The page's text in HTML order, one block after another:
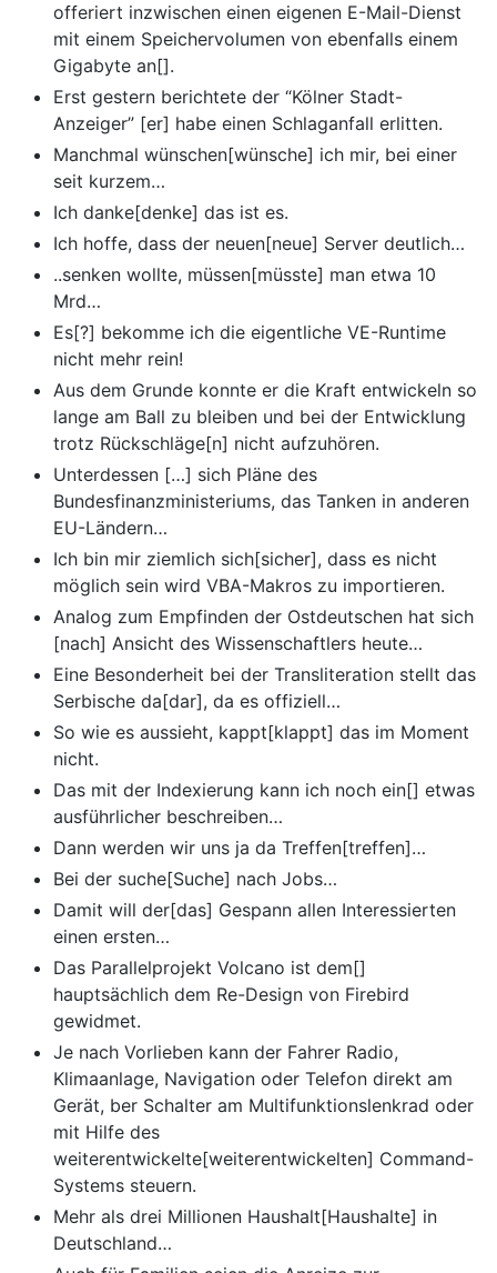
offeriert inzwischen einen eigenen E-Mail-Dienst
mit einem Speichervolumen von ebenfalls einem
Gigabyte an[].
Erst gestern berichtete der “Kölner Stadt-
Anzeiger” [er] habe einen Schlaganfall erlitten.
Manchmal wünschen[wünsche] ich mir, bei einer
seit kurzem…
Ich danke[denke] das ist es.
Ich hoffe, dass der neuen[neue] Server deutlich…
..senken wollte, müssen[müsste] man etwa 10
Mrd…
Es[?] bekomme ich die eigentliche VE-Runtime
nicht mehr rein!
Aus dem Grunde konnte er die Kraft entwickeln so
lange am Ball zu bleiben und bei der Entwicklung
trotz Rückschläge[n] nicht aufzuhören.
Unterdessen […] sich Pläne des
Bundesfinanzministeriums, das Tanken in anderen
EU-Ländern…
Ich bin mir ziemlich sich[sicher], dass es nicht
möglich sein wird VBA-Makros zu importieren.
Analog zum Empfinden der Ostdeutschen hat sich
[nach] Ansicht des Wissenschaftlers heute…
Eine Besonderheit bei der Transliteration stellt das
Serbische da[dar], da es offiziell…
So wie es aussieht, kappt[klappt] das im Moment
nicht.
Das mit der Indexierung kann ich noch ein[] etwas
ausführlicher beschreiben…
Dann werden wir uns ja da Treffen[treffen]…
Bei der suche[Suche] nach Jobs…
Damit will der[das] Gespann allen Interessierten
einen ersten…
Das Parallelprojekt Volcano ist dem[]
hauptsächlich dem Re-Design von Firebird
gewidmet.
Je nach Vorlieben kann der Fahrer Radio,
Klimaanlage, Navigation oder Telefon direkt am
Gerät, ber Schalter am Multifunktionslenkrad oder
mit Hilfe des
weiterentwickelte[weiterentwickelten] Command-
Systems steuern.
Mehr als drei Millionen Haushalt[Haushalte] in
Deutschland…